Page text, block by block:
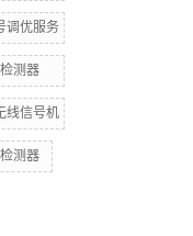
调优服务
测器
线信号机
测器